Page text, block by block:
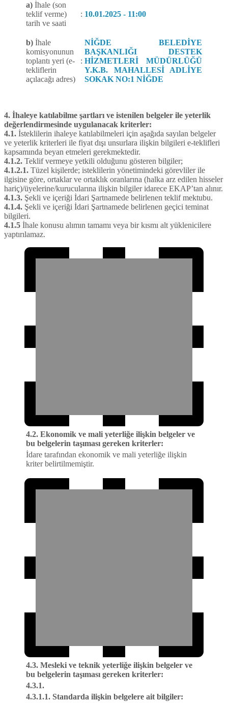
a) İhale (son
teklif verme)
tarih ve saati
: 10.01.2025 - 11:00
b) İhale
komisyonunun
toplantı yeri (e-
tekliflerin
açılacağı adres)
:
NİĞDE BELEDİYE
BAŞKANLIĞI DESTEK
HİZMETLERİ MÜDÜRLÜĞÜ
Y.K.B. MAHALLESİ ADLİYE
SOKAK NO:1 NİĞDE
4. İhaleye katılabilme şartları ve istenilen belgeler ile yeterlik
değerlendirmesinde uygulanacak kriterler:
4.1. İsteklilerin ihaleye katılabilmeleri için aşağıda sayılan belgeler
ve yeterlik kriterleri ile fiyat dışı unsurlara ilişkin bilgileri e-teklifleri
kapsamında beyan etmeleri gerekmektedir.
4.1.2. Teklif vermeye yetkili olduğunu gösteren bilgiler;
4.1.2.1. Tüzel kişilerde; isteklilerin yönetimindeki görevliler ile
ilgisine göre, ortaklar ve ortaklık oranlarına (halka arz edilen hisseler
hariç)/üyelerine/kurucularına ilişkin bilgiler idarece EKAP’tan alınır.
4.1.3. Şekli ve içeriği İdari Şartnamede belirlenen teklif mektubu.
4.1.4. Şekli ve içeriği İdari Şartnamede belirlenen geçici teminat
bilgileri.
4.1.5 İhale konusu alımın tamamı veya bir kısmı alt yüklenicilere
yaptırılamaz.
4.2. Ekonomik ve mali yeterliğe ilişkin belgeler ve
bu belgelerin taşıması gereken kriterler:
İdare tarafından ekonomik ve mali yeterliğe ilişkin
kriter belirtilmemiştir.
4.3. Mesleki ve teknik yeterliğe ilişkin belgeler ve
bu belgelerin taşıması gereken kriterler:
4.3.1.
4.3.1.1. Standarda ilişkin belgelere ait bilgiler: